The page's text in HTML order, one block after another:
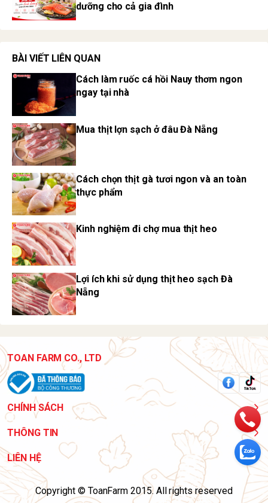
dưỡng cho cả gia đình
BÀI VIẾT LIÊN QUAN
Cách làm ruốc cá hồi Nauy thơm ngon
ngay tại nhà
Mua thịt lợn sạch ở đâu Đà Nẵng
Cách chọn thịt gà tươi ngon và an toàn
thực phẩm
Kinh nghiệm đi chợ mua thịt heo
Lợi ích khi sử dụng thịt heo sạch Đà
Nẵng
TOAN FARM CO., LTD
CHÍNH SÁCH
THÔNG TIN
LIÊN HỆ
Copyright © ToanFarm 2015. All rights reserved